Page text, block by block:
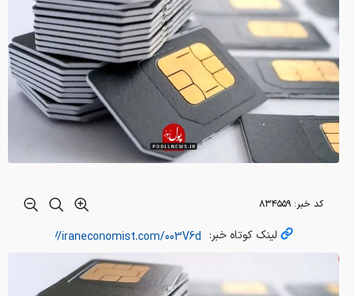
کد خبر: ۸۳۴۵۵۹
لینک کوتاه خبر: